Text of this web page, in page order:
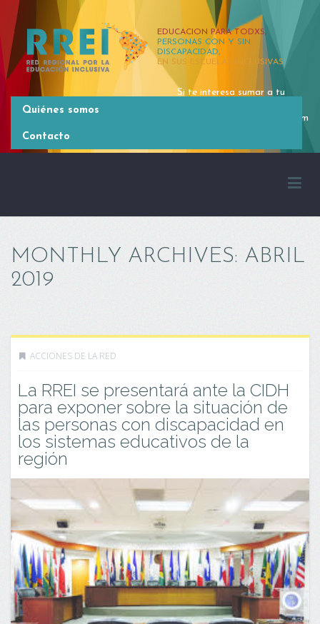
EDUCACION PARA TODXS,
PERSONAS CON Y SIN
DISCAPACIDAD,
EN SUS ESCUELAS INCLUSIVAS
Si te interesa sumar a tu
rrei.latinoamerica@gmail.com
Quiénes somos
Contacto
MONTHLY ARCHIVES: ABRIL
2019
ACCIONES DE LA RED
La RREI se presentará ante la CIDH
para exponer sobre la situación de
las personas con discapacidad en
los sistemas educativos de la
región